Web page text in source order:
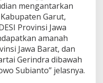
mengantarkan
Garut,
Provinsi Jawa
amanah
Jawa Barat, dan
Gerindra dibawah
Subianto” jelasnya.